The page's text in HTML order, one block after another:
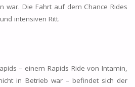
war. Die Fahrt auf dem Chance Rides
intensiven Ritt.
– einem Rapids Ride von Intamin,
in Betrieb war – befindet sich der